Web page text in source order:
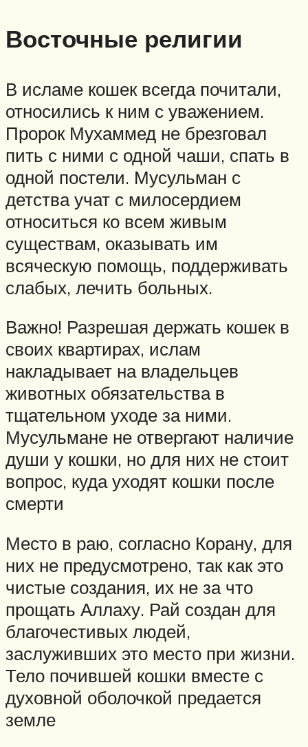
Восточные религии
В исламе кошек всегда почитали,
относились к ним с уважением.
Пророк Мухаммед не брезговал
пить с ними с одной чаши, спать в
одной постели. Мусульман с
детства учат с милосердием
относиться ко всем живым
существам, оказывать им
всяческую помощь, поддерживать
слабых, лечить больных.
Важно! Разрешая держать кошек в
своих квартирах, ислам
накладывает на владельцев
животных обязательства в
тщательном уходе за ними.
Мусульмане не отвергают наличие
души у кошки, но для них не стоит
вопрос, куда уходят кошки после
смерти
Место в раю, согласно Корану, для
них не предусмотрено, так как это
чистые создания, их не за что
прощать Аллаху. Рай создан для
благочестивых людей,
заслуживших это место при жизни.
Тело почившей кошки вместе с
духовной оболочкой предается
земле